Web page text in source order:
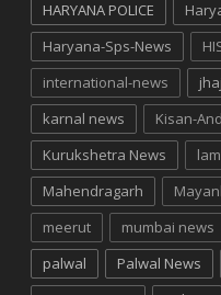
HARYANA POLICE
Haryana-Sps-News
international-news
karnal news
Kisan-
Kurukshetra News
Mahendragarh
meerut
mumbai news
palwal
Palwal News